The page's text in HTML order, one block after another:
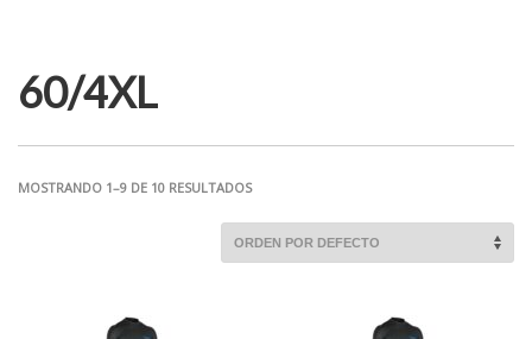
60/4XL
MOSTRANDO 1–9 DE 10 RESULTADOS